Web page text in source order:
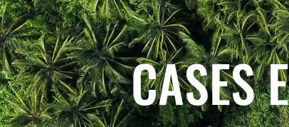
CASES